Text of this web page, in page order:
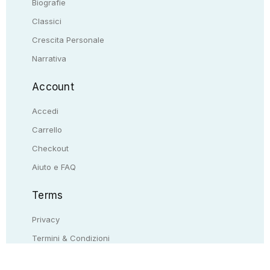
Biografie
Classici
Crescita Personale
Narrativa
Account
Accedi
Carrello
Checkout
Aiuto e FAQ
Terms
Privacy
Termini & Condizioni